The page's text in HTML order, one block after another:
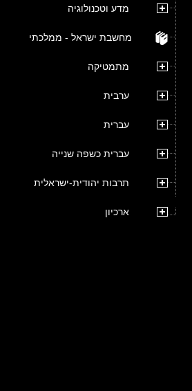
מדע וטכנולוגיה
מחשבת ישראל - ממלכתי
מתמטיקה
ערבית
עברית
עברית כשפה שנייה
תרבות יהודית-ישראלית
ארכיון